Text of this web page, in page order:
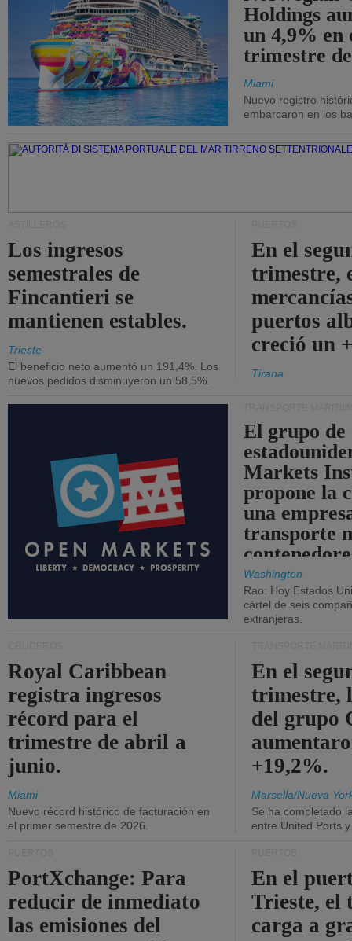
Holdings
un 4,9% en
trimestre
Miami
Nuevo registro
embarcaron en los
Los ingresos
semestrales de
Fincantieri se
mantienen estables.
Trieste
El beneficio neto aumentó un 191,4%. Los
nuevos pedidos disminuyeron un 58,5%.
En el
trimestre,
puertos
creció un
Tirana
El grupo de
Markets
propone la
una
transporte
Washington
Rao: Hoy Estados
cártel de seis
extranjeras.
Royal Caribbean
registra ingresos
récord para el
trimestre de abril a
junio.
Miami
Nuevo récord histórico de facturación en
el primer semestre de 2026.
En el
trimestre,
del grupo
+19,2%.
Marsella/Nueva
Se ha completado
entre United Ports
PortXchange: Para
reducir de inmediato
las emisiones del
En el
Trieste, el
carga a